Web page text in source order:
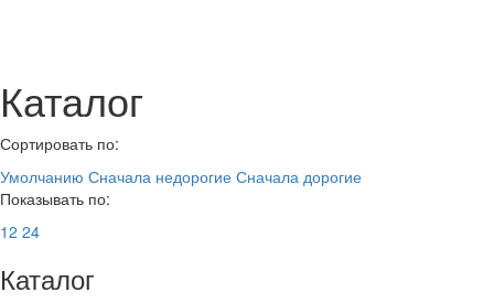
Каталог
Сортировать по:
Умолчанию Сначала недорогие Сначала дорогие
Показывать по:
12 24
Каталог